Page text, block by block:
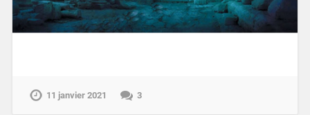
11 janvier 2021 3